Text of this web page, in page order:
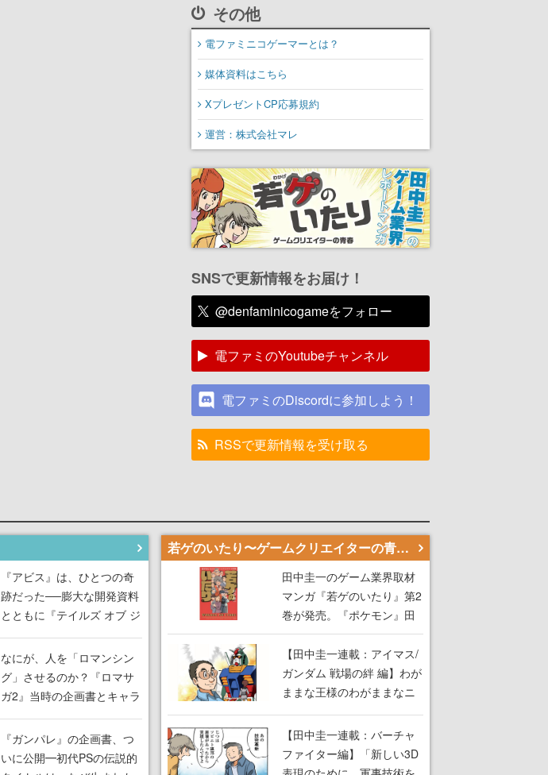
その他
電ファミニコゲーマーとは？
媒体資料はこちら
XプレゼントCP応募規約
運営：株式会社マレ
SNSで更新情報をお届け！
@denfaminicogameをフォロー
電ファミのYoutubeチャンネル
電ファミのDiscordに参加しよう！
RSSで更新情報を受け取る
『アビス』は、ひとつの奇
跡だった──膨大な開発資料
とともに『テイルズ オブ ジ
「生まれた意味を知る
RPG」が生まれた理由【ゲ
ームの企画書】
なにが、人を「ロマンシン
グ」させるのか？『ロマサ
ガ2』当時の企画書とキャラ
設定画から迫る、河津秋敏
がRPGに生み出した「ロマ
ン」の正体とは【ゲームの
企画書】
『ガンパレ』の企画書、つ
いに公開━初代PSの伝説的
若ゲのいたり〜ゲームクリエイターの青春〜
田中圭一のゲーム業界取材
マンガ『若ゲのいたり』第2
巻が発売。『ポケモン』田
尻智さん、『ゼビウス』遠
藤雅伸さんらの貴重なエピ
ソードを収録
【田中圭一連載：アイマス/
ガンダム 戦場の絆 編】わが
ままな王様のわがままなニ
ーズを満たす！──小山順一
朗が貫く姿勢に、ゲームク
リエイターとしての矜持を
見た【若ゲのいたり最終
【田中圭一連載：バーチャ
ファイター編】「新しい3D